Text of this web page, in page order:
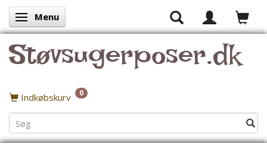
Skifte navigation
Menu
Støvsugerposer.dk
Indkøbskurv 0